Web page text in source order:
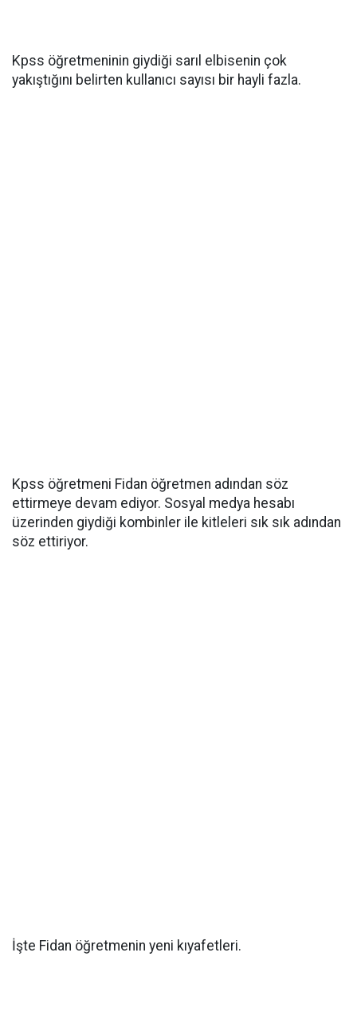
Kpss öğretmeninin giydiği sarıl elbisenin çok
yakıştığını belirten kullanıcı sayısı bir hayli fazla.
Kpss öğretmeni Fidan öğretmen adından söz
ettirmeye devam ediyor. Sosyal medya hesabı
üzerinden giydiği kombinler ile kitleleri sık sık adından
söz ettiriyor.
İşte Fidan öğretmenin yeni kıyafetleri.